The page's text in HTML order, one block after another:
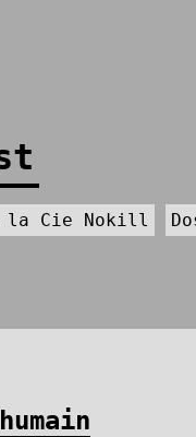
la Cie Nokill